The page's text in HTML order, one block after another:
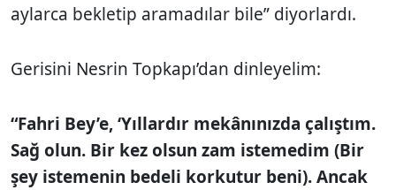
aylarca bekletip aramadılar bile” diyorlardı.
Gerisini Nesrin Topkapı’dan dinleyelim:
“Fahri Bey’e, ‘Yıllardır mekânınızda çalıştım.
Sağ olun. Bir kez olsun zam istemedim (Bir
şey istemenin bedeli korkutur beni). Ancak